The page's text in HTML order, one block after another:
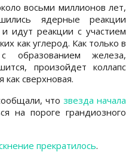
восьми миллионов лет,
ядерные реакции
идут реакции с участием
как углерод. Как только в
образованием железа,
произойдет коллапс
как сверхновая.
чтозвезда начала
на пороге грандиозного
прекратилось.